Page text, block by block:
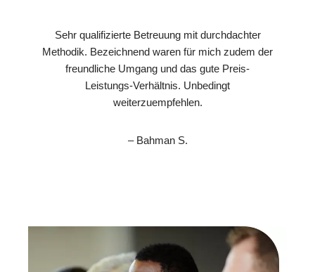
Sehr qualifizierte Betreuung mit durchdachter
Methodik. Bezeichnend waren für mich zudem der
freundliche Umgang und das gute Preis-
Leistungs-Verhältnis. Unbedingt
weiterzuempfehlen.
– Bahman S.